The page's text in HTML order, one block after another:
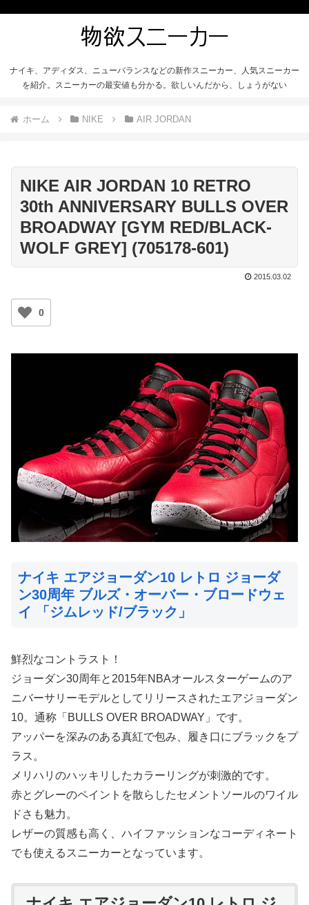
ナイキ、アディダス、ニューバランスなどの新作スニーカー、人気スニーカー
を紹介。スニーカーの最安値も分かる。欲しいんだから、しょうがない
ホーム NIKE AIR JORDAN
NIKE AIR JORDAN 10 RETRO
30th ANNIVERSARY BULLS OVER
BROADWAY [GYM RED/BLACK-
WOLF GREY] (705178-601)
2015.03.02
0
ナイキ エアジョーダン10 レトロ ジョーダ
ン30周年 ブルズ・オーバー・ブロードウェ
イ 「ジムレッド/ブラック」
鮮烈なコントラスト！
ジョーダン30周年と2015年NBAオールスターゲームのア
ニバーサリーモデルとしてリリースされたエアジョーダン
10。通称「BULLS OVER BROADWAY」です。
アッパーを深みのある真紅で包み、履き口にブラックをプ
ラス。
メリハリのハッキリしたカラーリングが刺激的です。
赤とグレーのペイントを散らしたセメントソールのワイル
ドさも魅力。
レザーの質感も高く、ハイファッションなコーディネート
でも使えるスニーカーとなっています。